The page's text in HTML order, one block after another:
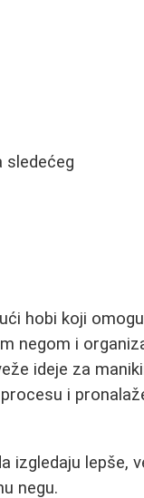
sledećeg
hobi koji
negom i
ideje za
i
izgledaju lepše,
negu.